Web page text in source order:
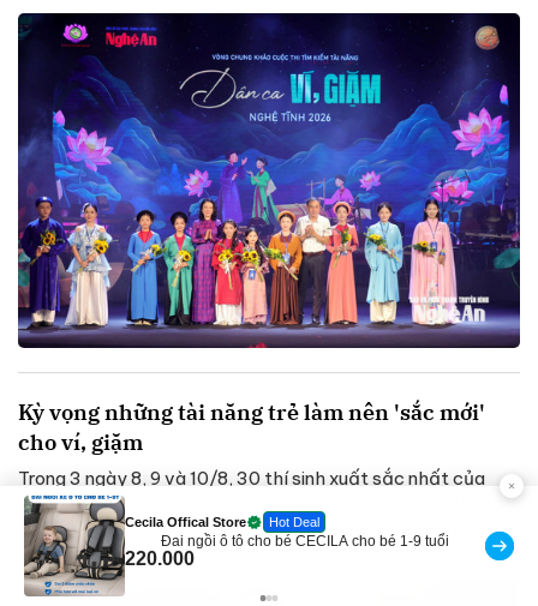
Kỳ vọng những tài năng trẻ làm nên 'sắc mới'
cho ví, giặm
Trong 3 ngày 8, 9 và 10/8, 30 thí sinh xuất sắc nhất của
Cuộc thi “Tìm kiếm tài năng Dân ca ví, giặm Nghệ Tĩnh” năm
2026 sẽ bước vào vòng chung khảo. Đồng hành cùng các
thí sinh trong...
Discount
Sữa dưỡng thể nâng tông tức thì Vaseline Body
190.000